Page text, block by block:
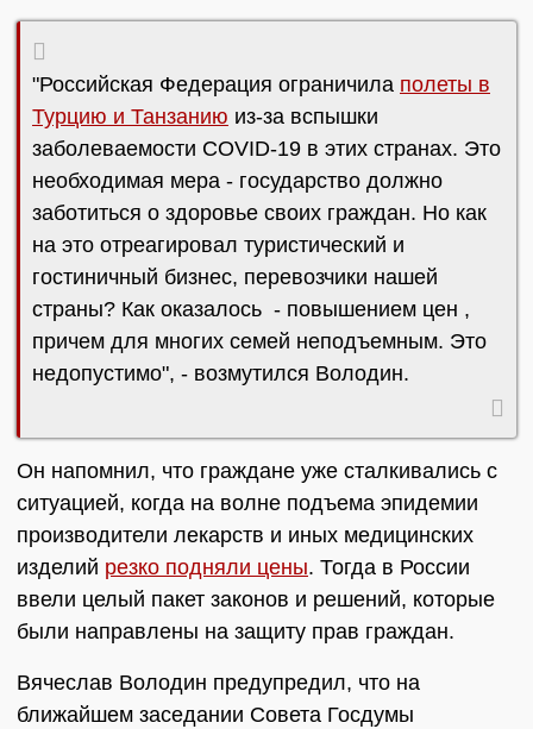
"Российская Федерация ограничила полеты в
Турцию и Танзанию из-за вспышки
заболеваемости COVID-19 в этих странах. Это
необходимая мера - государство должно
заботиться о здоровье своих граждан. Но как
на это отреагировал туристический и
гостиничный бизнес, перевозчики нашей
страны? Как оказалось - повышением цен ,
причем для многих семей неподъемным. Это
недопустимо", - возмутился Володин.
Он напомнил, что граждане уже сталкивались с
ситуацией, когда на волне подъема эпидемии
производители лекарств и иных медицинских
изделий резко подняли цены. Тогда в России
ввели целый пакет законов и решений, которые
были направлены на защиту прав граждан.
Вячеслав Володин предупредил, что на
ближайшем заседании Совета Госдумы